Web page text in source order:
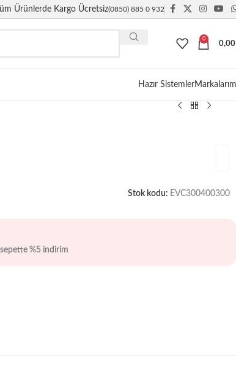
Tüm Ürünlerde Kargo Ücretsiz(0850) 885 0 932
0
Hazır Sistemler
Stok kodu: EVC300400300
%5 indirim